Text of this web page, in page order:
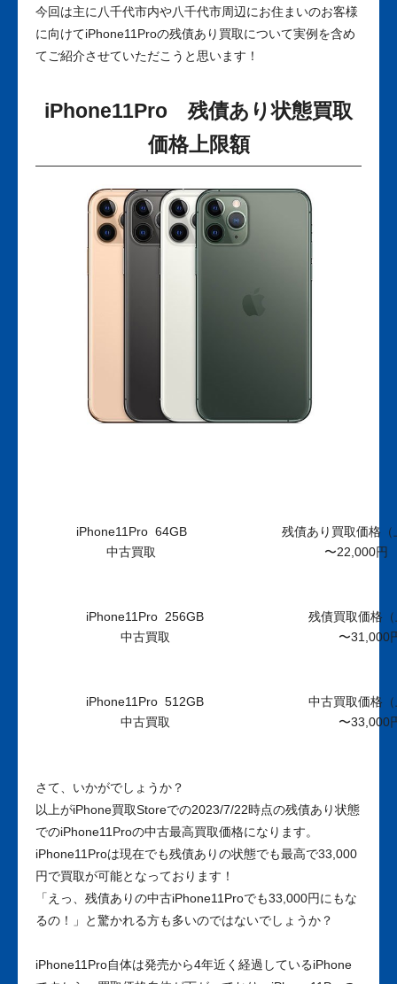
今回は主に八千代市内や八千代市周辺にお住まいのお客様
に向けてiPhone11Proの残債あり買取について実例を含め
てご紹介させていただこうと思います！
iPhone11Pro 残債あり状態買取
価格上限額
iPhone11Pro 64GB
残債あり買取価格（
中古買取
〜22,000円
iPhone11Pro 256GB
残債買取価格
中古買取
〜31,000
iPhone11Pro 512GB
中古買取価格
中古買取
〜33,000
さて、いかがでしょうか？
以上がiPhone買取Storeでの2023/7/22時点の残債あり状態
でのiPhone11Proの中古最高買取価格になります。
iPhone11Proは現在でも残債ありの状態でも最高で33,000
円で買取が可能となっております！
「えっ、残債ありの中古iPhone11Proでも33,000円にもな
るの！」と驚かれる方も多いのではないでしょうか？
iPhone11Pro自体は発売から4年近く経過しているiPhone